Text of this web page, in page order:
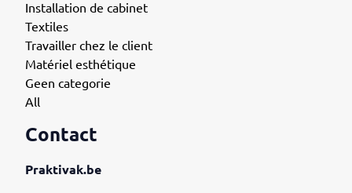
Contact
Praktivak.be
Installation de cabinet
Textiles
Travailler chez le client
Matériel esthétique
Geen categorie
All